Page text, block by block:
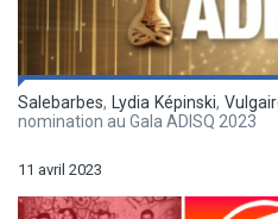
Salebarbes, Lydia Képinski,
nomination au Gala ADISQ 2023
11 avril 2023